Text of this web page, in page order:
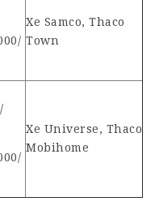
Xe Samco, Thaco
Town
Xe Universe, Thaco
Mobihome